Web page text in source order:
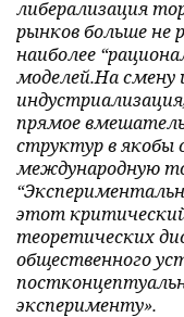
либерализация
рынков больше не
наиболее
моделей.На смену
прямое
структур в якобы
международную
этот
теоретических
общественного
эксперименту».